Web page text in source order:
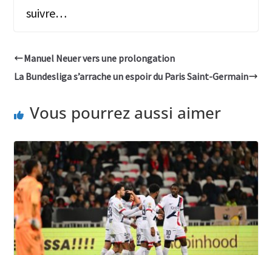
suivre…
Manuel Neuer vers une prolongation
La Bundesliga s’arrache un espoir du Paris Saint-Germain
Vous pourrez aussi aimer